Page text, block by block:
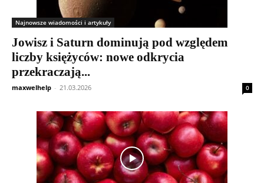
Najnowsze wiadomości i artykuły
Jowisz i Saturn dominują pod względem
liczby księżyców: nowe odkrycia
przekraczają...
maxwelhelp - 21.03.2026 0